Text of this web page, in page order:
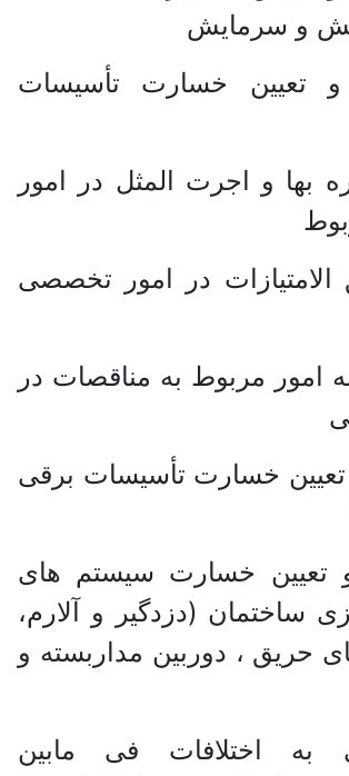
و سرمایش
و تعیین خسارت تأسیسات
بها و اجرت المثل در امور
در امور تخصصی
امور مربوط به مناقصات در
تعیین خسارت تأسیسات برقی
و تعیین خسارت سیستم های
ساختمان (دزدگیر و آلارم،
حریق ، دوربین مداربسته و
به اختلافات فی مابین